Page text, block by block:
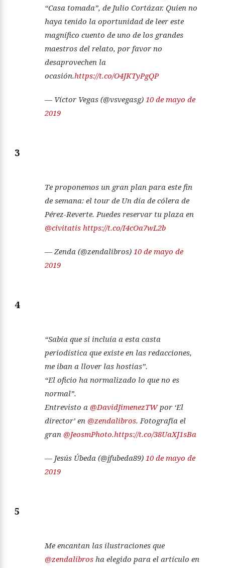
“Casa tomada”, de Julio Cortázar. Quien no
haya tenido la oportunidad de leer este
magnífico cuento de uno de los grandes
maestros del relato, por favor no
desaprovechen la
ocasión.https://t.co/O4JKTyPgQP
— Víctor Vegas (@vsvegasg) 10 de mayo de
2019
3
Te proponemos un gran plan para este fin
de semana: el tour de Un día de cólera de
Pérez-Reverte. Puedes reservar tu plaza en
@civitatis https://t.co/I4cOa7wL2b
— Zenda (@zendalibros) 10 de mayo de
2019
4
“Sabía que si incluía a esta casta
periodística que existe en las redacciones,
me iban a llover las hostias”.
“El oficio ha normalizado lo que no es
normal”.
Entrevisto a @DavidJimenezTWpor ‘El
director’ en @zendalibros. Fotografía el
gran @JeosmPhoto.https://t.co/38UaXJ1sBa
— Jesús Úbeda (@jfubeda89) 10 de mayo de
2019
5
Me encantan las ilustraciones que
@zendalibros ha elegido para el artículo en